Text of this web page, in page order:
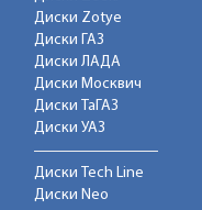
Диски Zotye
Диски ГАЗ
Диски ЛАДА
Диски Москвич
Диски ТаГАЗ
Диски УАЗ
Диски Tech Line
Диски Neo